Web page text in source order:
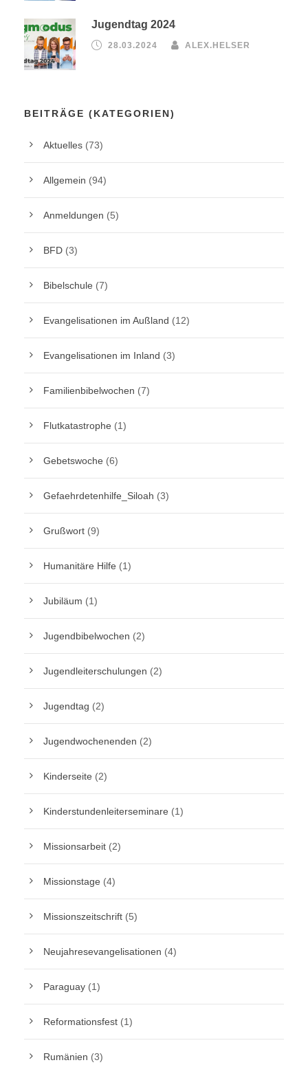
Jugendtag 2024
28.03.2024 ALEX.HELSER
BEITRÄGE (KATEGORIEN)
Aktuelles (73)
Allgemein (94)
Anmeldungen (5)
BFD (3)
Bibelschule (7)
Evangelisationen im Außland (12)
Evangelisationen im Inland (3)
Familienbibelwochen (7)
Flutkatastrophe (1)
Gebetswoche (6)
Gefaehrdetenhilfe_Siloah (3)
Grußwort (9)
Humanitäre Hilfe (1)
Jubiläum (1)
Jugendbibelwochen (2)
Jugendleiterschulungen (2)
Jugendtag (2)
Jugendwochenenden (2)
Kinderseite (2)
Kinderstundenleiterseminare (1)
Missionsarbeit (2)
Missionstage (4)
Missionszeitschrift (5)
Neujahresevangelisationen (4)
Paraguay (1)
Reformationsfest (1)
Rumänien (3)